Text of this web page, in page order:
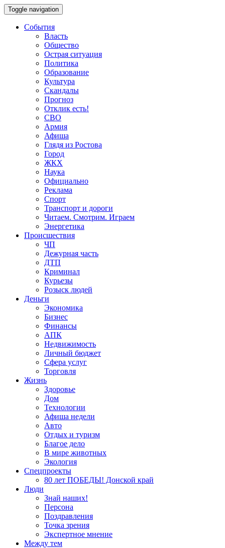
Toggle navigation
События
Власть
Общество
Острая ситуация
Политика
Образование
Культура
Скандалы
Прогноз
Отклик есть!
СВО
Армия
Афиша
Глядя из Ростова
Город
ЖКХ
Наука
Официально
Реклама
Спорт
Транспорт и дороги
Читаем. Смотрим. Играем
Энергетика
Происшествия
ЧП
Дежурная часть
ДТП
Криминал
Курьезы
Розыск людей
Деньги
Экономика
Бизнес
Финансы
АПК
Недвижимость
Личный бюджет
Сфера услуг
Торговля
Жизнь
Здоровье
Дом
Технологии
Афиша недели
Авто
Отдых и туризм
Благое дело
В мире животных
Экология
Спецпроекты
80 лет ПОБЕДЫ! Донской край
Люди
Знай наших!
Персона
Поздравления
Точка зрения
Экспертное мнение
Между тем